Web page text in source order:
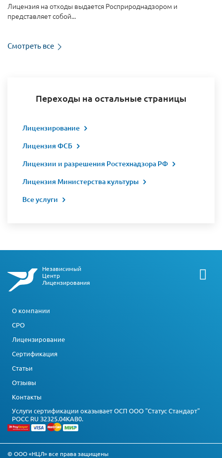
Лицензия на отходы выдается Росприроднадзором и
представляет собой...
Смотреть все
Переходы на остальные страницы
Лицензирование
Лицензия ФСБ
Лицензии и разрешения Ростехнадзора РФ
Лицензия Министерства культуры
Все услуги
Независимый
Центр
Лицензирования
О компании
СРО
Лицензирование
Сертификация
Статьи
Отзывы
Контакты
Услуги сертификации оказывает ОСП ООО "Статус Стандарт"
РОСС RU З2325.04КАВ0.
© ООО «НЦЛ» все права защищены